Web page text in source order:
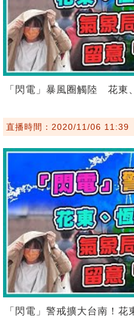
「閃電」暴風圈觸陸 花東
直播時間：2020/11/06 11:39
「閃電」警戒擴大台南！花